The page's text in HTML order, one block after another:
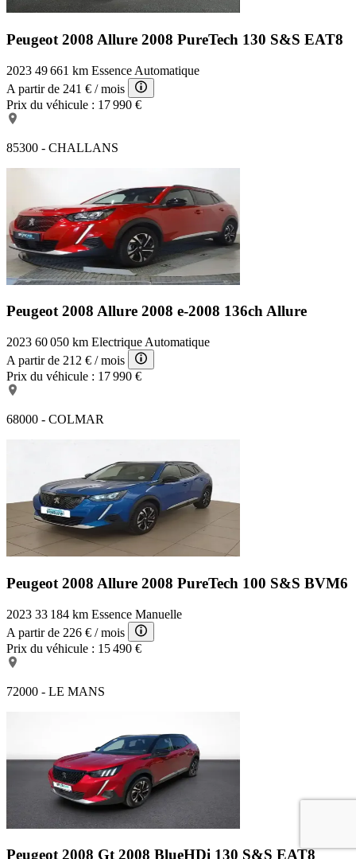
Peugeot 2008 Allure 2008 PureTech 130 S&S EAT8
2023 49 661 km Essence Automatique
A partir de 241 € / mois
Prix du véhicule : 17 990 €
85300 - CHALLANS
Peugeot 2008 Allure 2008 e-2008 136ch Allure
2023 60 050 km Electrique Automatique
A partir de 212 € / mois
Prix du véhicule : 17 990 €
68000 - COLMAR
Peugeot 2008 Allure 2008 PureTech 100 S&S BVM6
2023 33 184 km Essence Manuelle
A partir de 226 € / mois
Prix du véhicule : 15 490 €
72000 - LE MANS
Peugeot 2008 Gt 2008 BlueHDi 130 S&S EAT8